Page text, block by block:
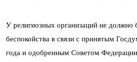
У религиозных организаций не должно
беспокойства в связи с принятым
года и одобренным Советом